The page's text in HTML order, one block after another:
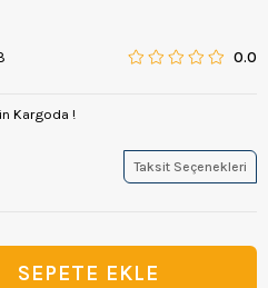
0.0
Kargoda !
Taksit Seçenekleri